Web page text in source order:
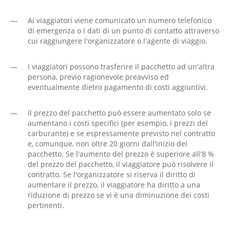
—
Ai viaggiatori viene comunicato un numero telefonico
di emergenza o i dati di un punto di contatto attraverso
cui raggiungere l'organizzatore o l'agente di viaggio.
—
I viaggiatori possono trasferire il pacchetto ad un'altra
persona, previo ragionevole preavviso ed
eventualmente dietro pagamento di costi aggiuntivi.
—
Il prezzo del pacchetto può essere aumentato solo se
aumentano i costi specifici (per esempio, i prezzi del
carburante) e se espressamente previsto nel contratto
e, comunque, non oltre 20 giorni dall'inizio del
pacchetto. Se l'aumento del prezzo è superiore all'8 %
del prezzo del pacchetto, il viaggiatore può risolvere il
contratto. Se l'organizzatore si riserva il diritto di
aumentare il prezzo, il viaggiatore ha diritto a una
riduzione di prezzo se vi è una diminuzione dei costi
pertinenti.